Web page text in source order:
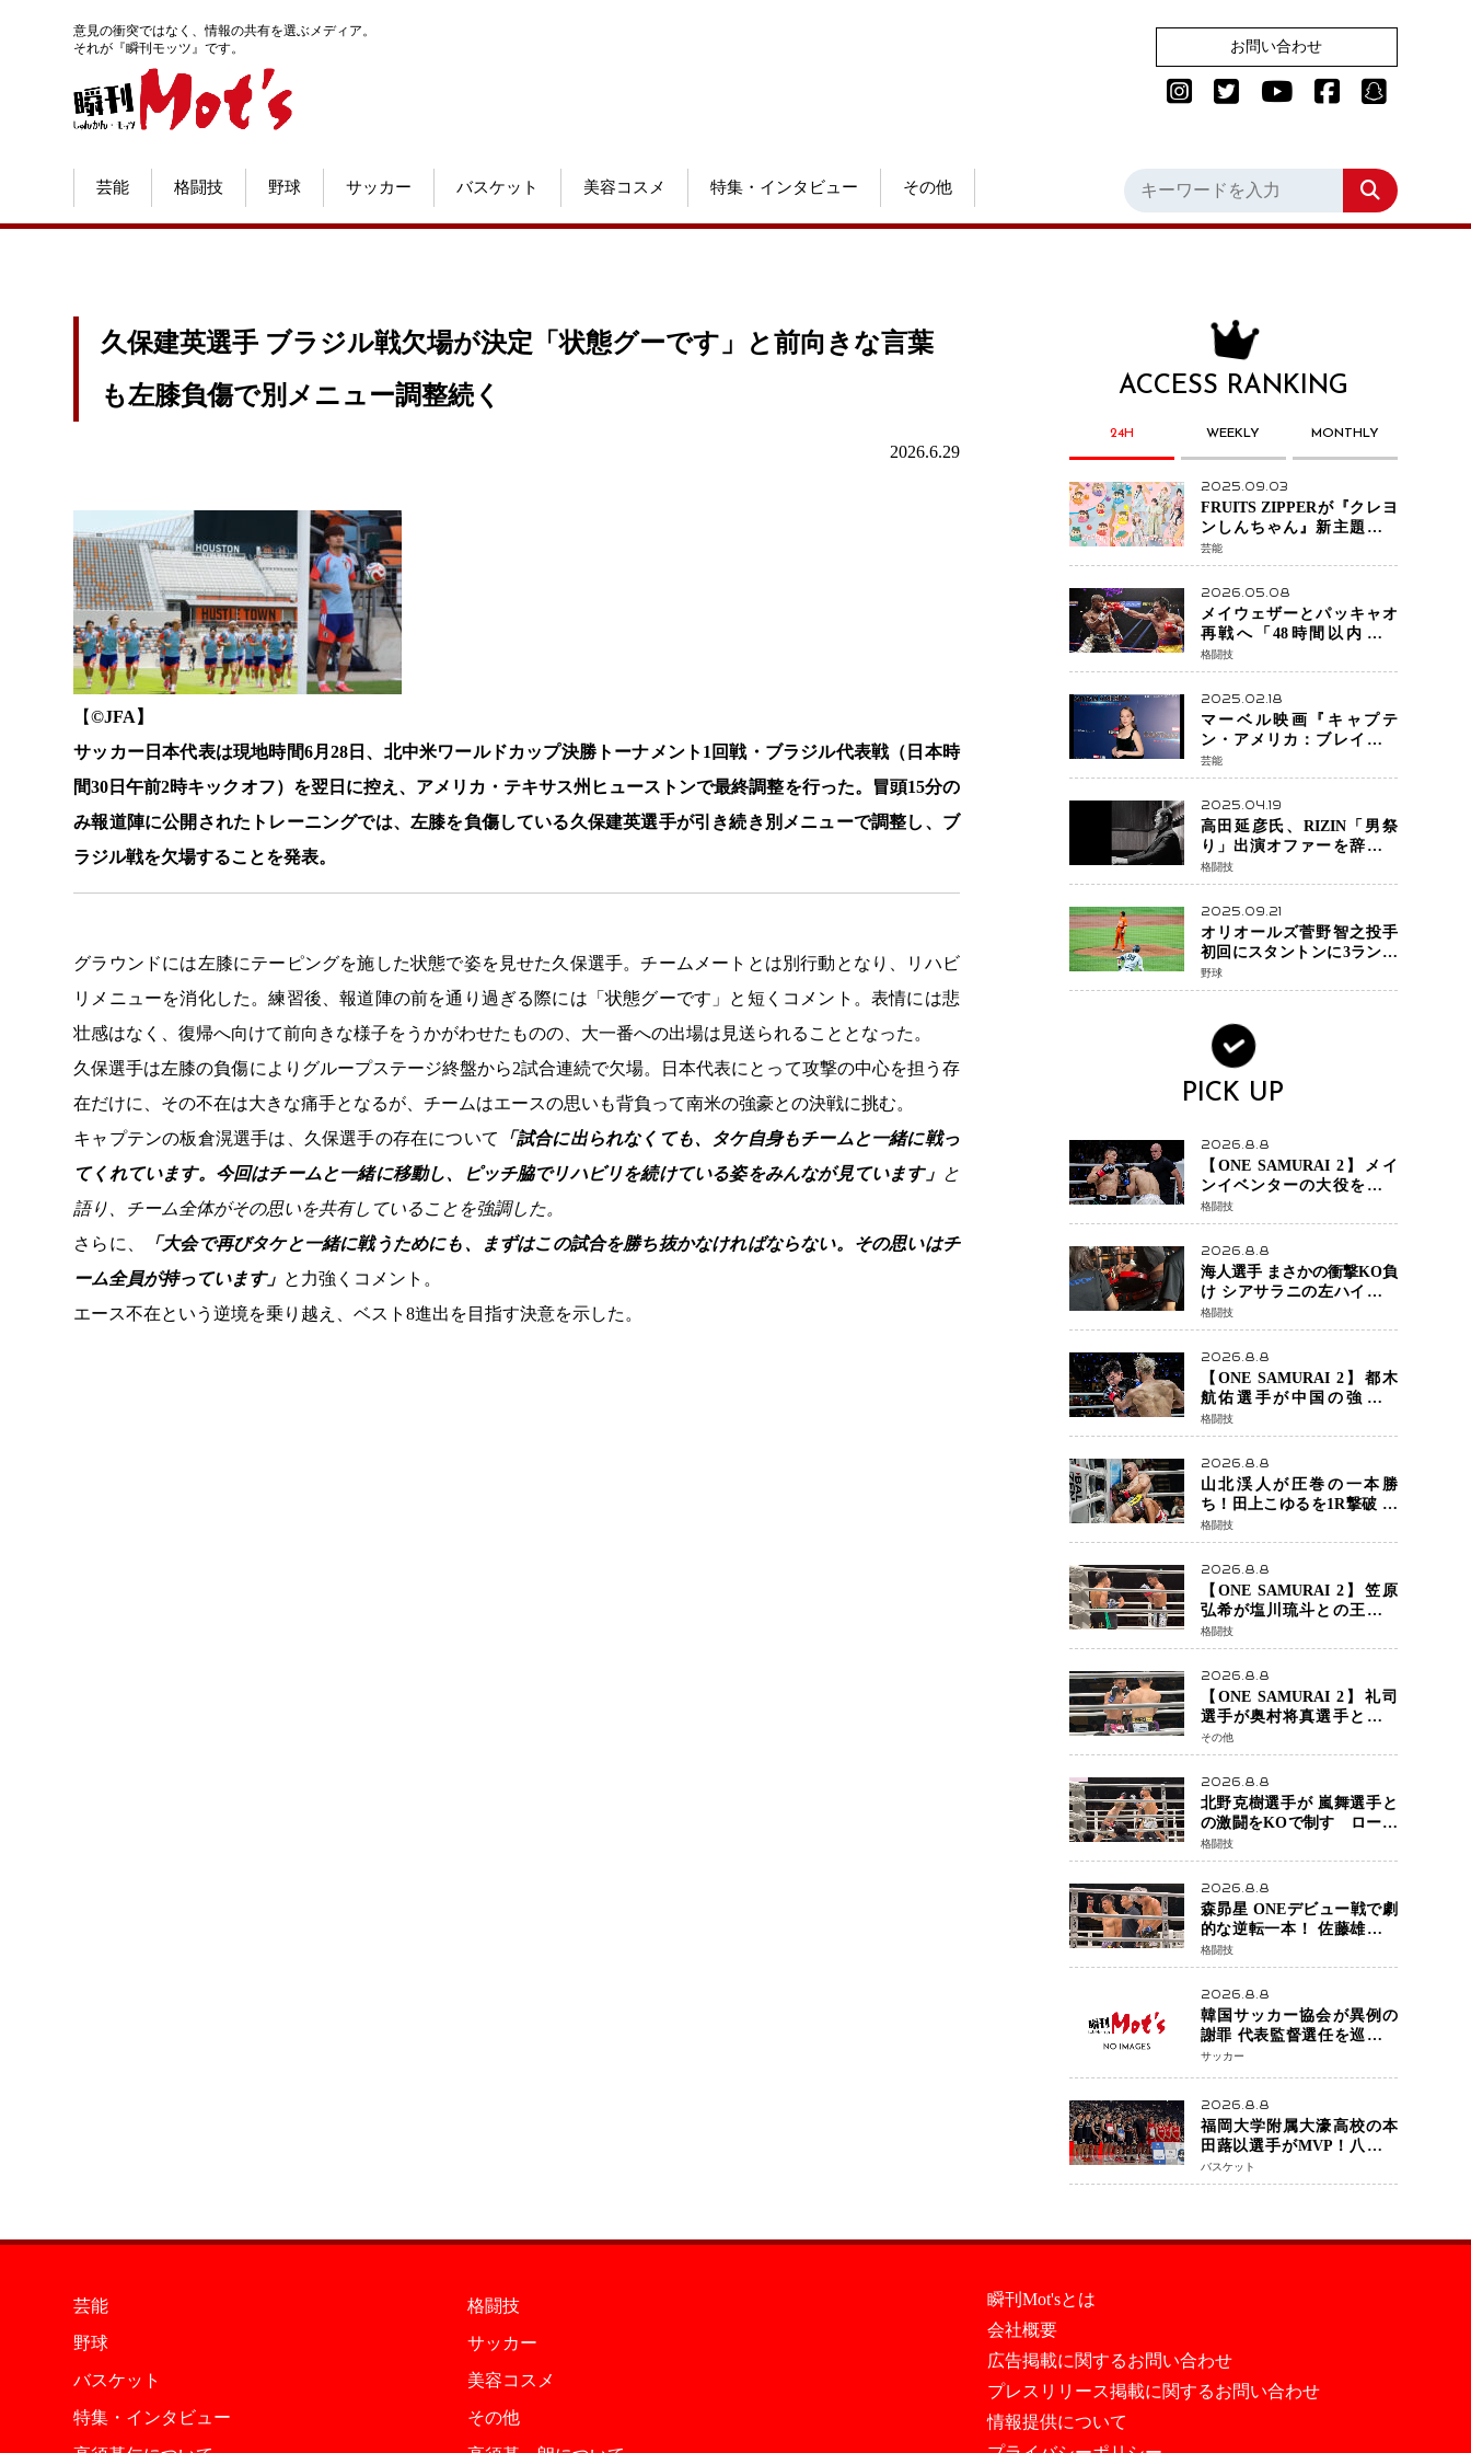
意見の衝突ではなく、情報の共有を選ぶメディア。
それが『瞬刊モッツ』です。
お問い合わせ
芸能 格闘技 野球 サッカー バスケット 美容コスメ 特集・インタビュー その他
久保建英選手 ブラジル戦欠場が決定「状態グーです」と前向きな言葉
も左膝負傷で別メニュー調整続く
2026.6.29
【©️JFA】
サッカー日本代表は現地時間6月28日、北中米ワールドカップ決勝トーナメント1回戦・ブラジル代表戦（日本時
間30日午前2時キックオフ）を翌日に控え、アメリカ・テキサス州ヒューストンで最終調整を行った。冒頭15分の
み報道陣に公開されたトレーニングでは、左膝を負傷している久保建英選手が引き続き別メニューで調整し、ブ
ラジル戦を欠場することを発表。
グラウンドには左膝にテーピングを施した状態で姿を見せた久保選手。チームメートとは別行動となり、リハビ
リメニューを消化した。練習後、報道陣の前を通り過ぎる際には「状態グーです」と短くコメント。表情には悲
壮感はなく、復帰へ向けて前向きな様子をうかがわせたものの、大一番への出場は見送られることとなった。
久保選手は左膝の負傷によりグループステージ終盤から2試合連続で欠場。日本代表にとって攻撃の中心を担う存
在だけに、その不在は大きな痛手となるが、チームはエースの思いも背負って南米の強豪との決戦に挑む。
キャプテンの板倉滉選手は、久保選手の存在について
「試合に出られなくても、タケ自身もチームと一緒に戦っ
てくれています。今回はチームと一緒に移動し、ピッチ脇でリハビリを続けている姿をみんなが見ています」 と
語り、チーム全体がその思いを共有していることを強調した。
さらに、
「大会で再びタケと一緒に戦うためにも、まずはこの試合を勝ち抜かなければならない。その思いはチ
ーム全員が持っています」 と力強くコメント。
エース不在という逆境を乗り越え、ベスト8進出を目指す決意を示した。
ACCESS RANKING
24H WEEKLY MONTHLY
2025.09.03
FRUITS ZIPPERが『クレヨ
ンしんちゃん』新主題歌を
担当
芸能
2026.05.08
メイウェザーとパッキャオ
再戦へ「48時間以内に決
着」公式戦かエキシビショ
ンか混迷続く
格闘技
2025.02.18
マーベル映画『キャプテ
ン・アメリカ：ブレイブ・
ニュー・ワールド』 新ブラ
ック・ウィドウ役のシラ・
ハースとは！？
芸能
2025.04.19
高田延彦氏、RIZIN「男祭
り」出演オファーを辞退
統括本部長時代の役目「す
でに終えています」と明言
格闘技
2025.09.21
オリオールズ菅野智之投手
初回にスタントンに3ラン被
弾 3回6安打4失点で降板
野球
PICK UP
2026.8.8
【ONE SAMURAI 2】メイ
ンイベンターの大役をしっ
かりやってのけた野杁正明
が衝撃のリベンジ！ リ
ウ・メンヤンを1R・2分59秒
KO、左カウンターで完全決
着
格闘技
2026.8.8
海人選手 まさかの衝撃KO負
け シアサラニの左ハイが炸
裂 リベンジ戦は一瞬で決着
格闘技
2026.8.8
【ONE SAMURAI 2】都木
航佑選手が中国の強豪ル
オ・チャオ選手の猛攻を受
けながらも的確な攻撃で応
戦 最後まで打ち合うも判
定でチャオに軍配
格闘技
2026.8.8
山北渓人が圧巻の一本勝
ち！田上こゆるを1R撃破 ケ
ルベロスチョークで存在感
を示す
格闘技
2026.8.8
【ONE SAMURAI 2】笠原
弘希が塩川琉斗との王者対
決を制す 圧力で主導権を握
り判定勝利
格闘技
2026.8.8
【ONE SAMURAI 2】礼司
選手が奥村将真選手との接
戦を制す カウンターと正確
な打撃で判定勝利
その他
2026.8.8
北野克樹選手が 嵐舞選手と
の激闘をKOで制す ローブ
ローが相次ぐ波乱の展開…
涙の勝利「生まれてくる娘
のために750万円を使いた
い」
格闘技
2026.8.8
森昴星 ONEデビュー戦で劇
的な逆転一本！ 佐藤雄介の
強烈な打撃を耐え抜き、リ
アネイキッドチョークで勝
利
格闘技
2026.8.8
韓国サッカー協会が異例の
謝罪 代表監督選任を巡る疑
惑など相次ぐ問題「組織の
刷新」誓う
サッカー
2026.8.8
福岡大学附属大濠高校の本
田蕗以選手がMVP！八村塁
主宰「BLACK SAMURAI
SUMMIT 2026」で存在感
バスケット
芸能
格闘技
野球
サッカー
バスケット
美容コスメ
特集・インタビュー
その他
瞬刊Mot'sとは
会社概要
広告掲載に関するお問い合わせ
プレスリリース掲載に関するお問い合わせ
情報提供について